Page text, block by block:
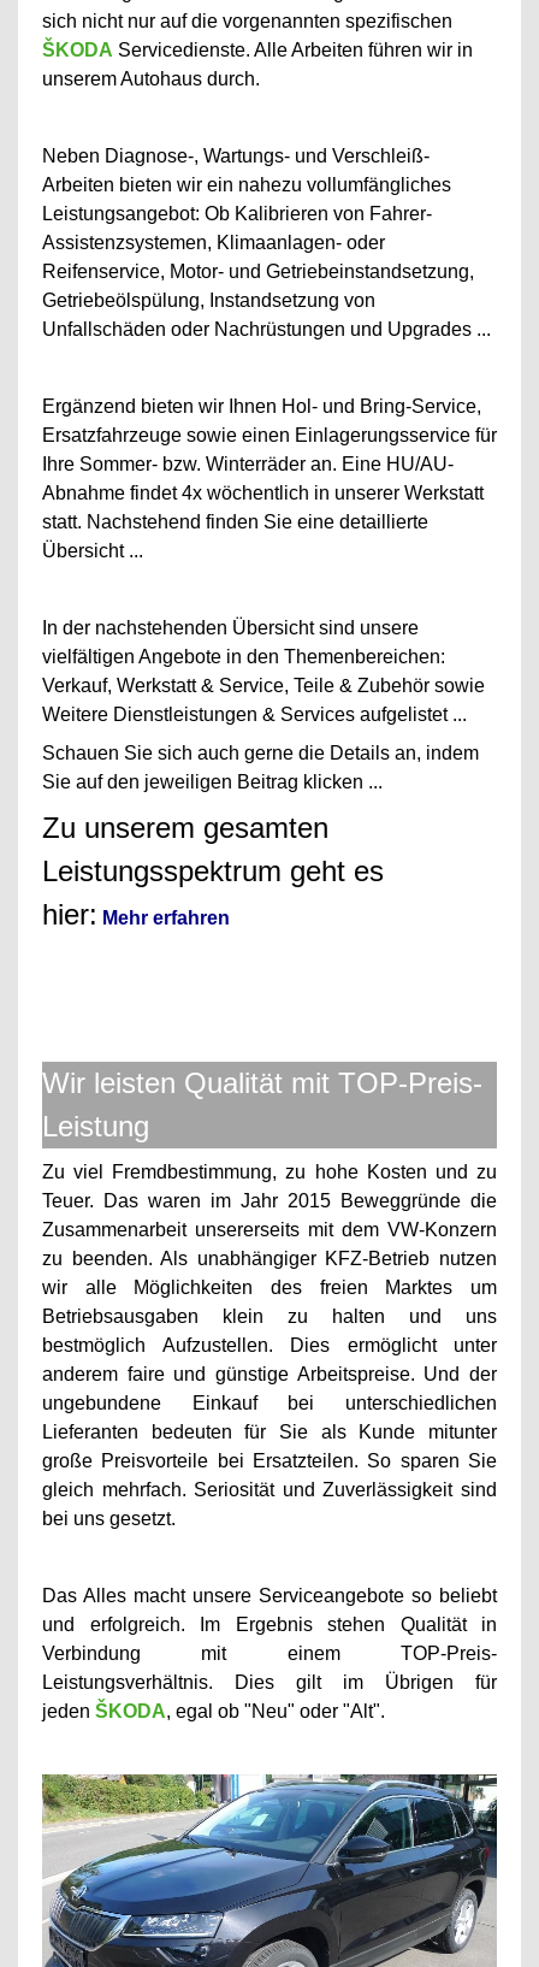
sich nicht nur auf die vorgenannten spezifischen
ŠKODA Servicedienste. Alle Arbeiten führen wir in
unserem Autohaus durch.
Neben Diagnose-, Wartungs- und Verschleiß-
Arbeiten bieten wir ein nahezu vollumfängliches
Leistungsangebot: Ob Kalibrieren von Fahrer-
Assistenzsystemen, Klimaanlagen- oder
Reifenservice, Motor- und Getriebeinstandsetzung,
Getriebeölspülung, Instandsetzung von
Unfallschäden oder Nachrüstungen und Upgrades ...
Ergänzend bieten wir Ihnen Hol- und Bring-Service,
Ersatzfahrzeuge sowie einen Einlagerungsservice für
Ihre Sommer- bzw. Winterräder an. Eine HU/AU-
Abnahme findet 4x wöchentlich in unserer Werkstatt
statt. Nachstehend finden Sie eine detaillierte
Übersicht ...
In der nachstehenden Übersicht sind unsere
vielfältigen Angebote in den Themenbereichen:
Verkauf, Werkstatt & Service, Teile & Zubehör sowie
Weitere Dienstleistungen & Services aufgelistet ...
Schauen Sie sich auch gerne die Details an, indem
Sie auf den jeweiligen Beitrag klicken ...
Zu unserem gesamten
Leistungsspektrum geht es
hier: Mehr erfahren
Wir leisten Qualität mit TOP-Preis-
Leistung
Zu viel Fremdbestimmung, zu hohe Kosten und zu
Teuer. Das waren im Jahr 2015 Beweggründe die
Zusammenarbeit unsererseits mit dem VW-Konzern
zu beenden. Als unabhängiger KFZ-Betrieb nutzen
wir alle Möglichkeiten des freien Marktes um
Betriebsausgaben klein zu halten und uns
bestmöglich Aufzustellen.
Dies ermöglicht unter
anderem faire und günstige Arbeitspreise. Und der
ungebundene Einkauf bei unterschiedlichen
Lieferanten
bedeutenfür Sie als Kunde mitunter
große Preisvorteile bei Ersatzteilen. So sparen Sie
gleich mehrfach. Seriosität und Zuverlässigkeit sind
bei uns gesetzt.
Das Alles macht unsere Serviceangebote so beliebt
und erfolgreich. Im Ergebnis stehen Qualität in
Verbindung mit einem TOP-Preis-
Leistungsverhältnis. Dies gilt im Übrigen für
jeden ŠKODA, egal ob "Neu" oder "Alt".